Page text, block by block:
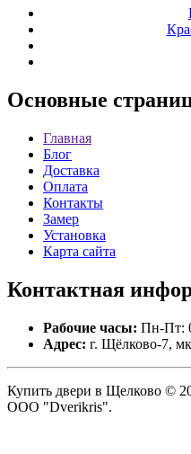
Основные
Главная
Блог
Доставка
Оплата
Контакты
Замер
Установка
Карта сайта
Контактная
Рабочие часы: Пн-Пт:
Адрес: г. Щёлково-7,
Купить двери в Щелково ©
ООО "Dverikris".